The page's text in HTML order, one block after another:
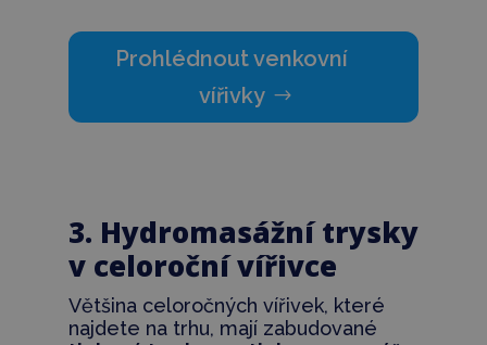
Prohlédnout venkovní
vířivky
3. Hydromasážní trysky
v celoroční vířivce
Většina celoročných vířivek, které
najdete na trhu, mají zabudované